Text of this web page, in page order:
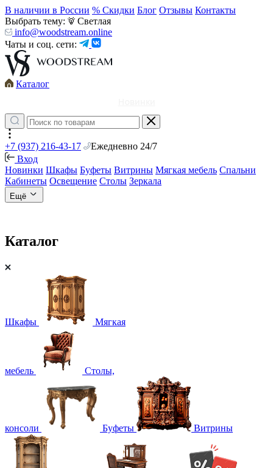
В наличии в России % Скидки Блог Отзывы Контакты
Выбрать тему:
Светлая
info@woodstream.online
Чаты и соц. сети:
Каталог
+7 (937) 216-43-17
Ежедневно 24/7
Вход
Новинки Шкафы Буфеты Витрины Мягкая мебель Спальни
Кабинеты Освещение Столы Зеркала
Ещё
Каталог
Шкафы Мягкая
мебель Столы,
консоли Буфеты Витрины